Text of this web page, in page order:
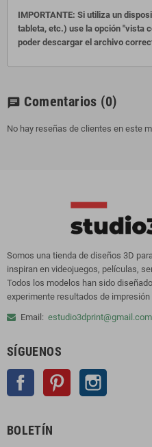
IMPORTANTE: Si utiliza un
tableta, etc.) use la opción "vista
poder descargar el archivo
chat Comentarios (0)
No hay reseñas de clientes en este
Somos una tienda de diseños 3D
inspiran en videojuegos, películas,
Todos los modelos han sido
experimente resultados de
Email: estudio3dprint@gmail.com
SÍGUENOS
Facebook Pinterest
BOLETÍN